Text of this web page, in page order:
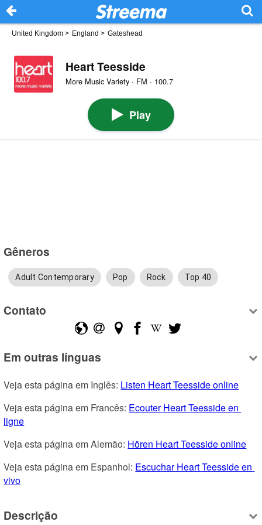
United Kingdom > England > Gateshead
Heart Teesside
More Music Variety · FM · 100.7
Play
Gêneros
Adult Contemporary Pop Rock Top 40
Contato
Em outras línguas
Veja esta página em Inglês: Listen Heart Teesside online
Veja esta página em Francês: Ecouter Heart Teesside en
ligne
Veja esta página em Alemão: Hören Heart Teesside online
Veja esta página em Espanhol: Escuchar Heart Teesside en
vivo
Descrição